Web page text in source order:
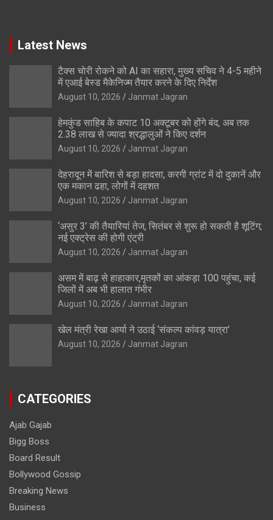
Latest News
टैक्स चोरी रोकने को AI का सहारा, मुख्य सचिव ने 4-5 महीने
में एआई बेस्ड मैकेनिज्म तैयार करने के दिए निर्देश
August 10, 2026 Janmat Jagran
हेमकुंड साहिब के कपाट 10 अक्टूबर को होंगे बंद, अब तक
2.38 लाख से ज्यादा श्रद्धालुओं ने किए दर्शन
August 10, 2026 Janmat Jagran
देहरादून में बारिश से बड़ा हादसा, करगी ग्रांट में दो दुकानें और
एक मकान ढहा, लोगों में दहशत
August 10, 2026 Janmat Jagran
‘असुर 3’ की तैयारियां तेज, सितंबर से शुरू हो सकती है शूटिंग;
नई एक्ट्रेस की होगी एंट्री
August 10, 2026 Janmat Jagran
असम में बाढ़ से हाहाकार,मृतकों का आंकड़ा 100 पहुंचा, कई
जिलों में अब भी हालात गंभीर
August 10, 2026 Janmat Jagran
खेल मंत्री रेखा आर्या ने उठाई ‘संकल्प कांवड़ यात्रा’
August 10, 2026 Janmat Jagran
CATEGORIES
Ajab Gajab
Bigg Boss
Board Result
Bollywood Gossip
Breaking News
Business